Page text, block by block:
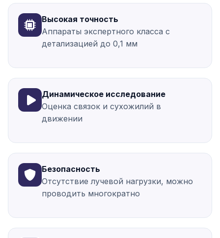
Высокая точность
Аппараты экспертного класса с
детализацией до 0,1 мм
Динамическое исследование
Оценка связок и сухожилий в
движении
Безопасность
Отсутствие лучевой нагрузки, можно
проводить многократно